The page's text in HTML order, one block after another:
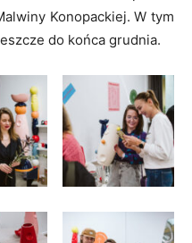
Konopackiej. W tym
do końca grudnia.